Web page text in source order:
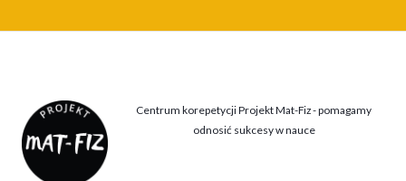
Centrum korepetycji Projekt Mat-Fiz - pomagamy
odnosić sukcesy w nauce